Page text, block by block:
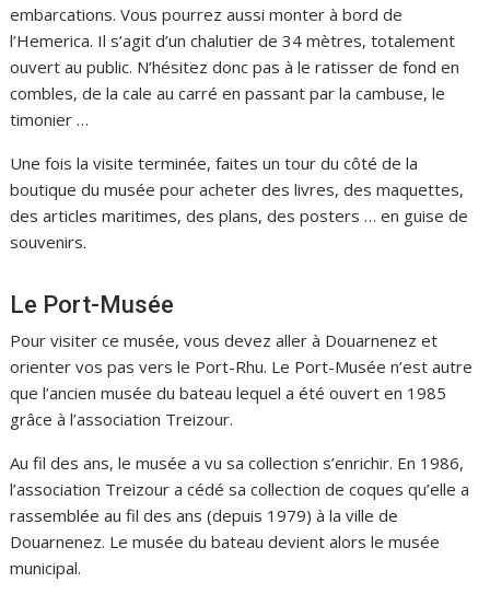
embarcations. Vous pourrez aussi monter à bord de
l’Hemerica. Il s’agit d’un chalutier de 34 mètres, totalement
ouvert au public. N’hésitez donc pas à le ratisser de fond en
combles, de la cale au carré en passant par la cambuse, le
timonier …
Une fois la visite terminée, faites un tour du côté de la
boutique du musée pour acheter des livres, des maquettes,
des articles maritimes, des plans, des posters … en guise de
souvenirs.
Le Port-Musée
Pour visiter ce musée, vous devez aller à Douarnenez et
orienter vos pas vers le Port-Rhu. Le Port-Musée n’est autre
que l’ancien musée du bateau lequel a été ouvert en 1985
grâce à l’association Treizour.
Au fil des ans, le musée a vu sa collection s’enrichir. En 1986,
l’association Treizour a cédé sa collection de coques qu’elle a
rassemblée au fil des ans (depuis 1979) à la ville de
Douarnenez. Le musée du bateau devient alors le musée
municipal.